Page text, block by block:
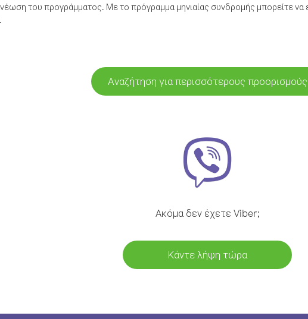
του προγράμματος. Με το πρόγραμμα μηνιαίας συνδρομής μπορείτε να
Αναζήτηση για περισσότερους προορισμούς
Ακόμα δεν έχετε Viber;
Κάντε λήψη τώρα